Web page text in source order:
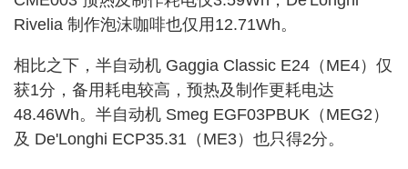
Rivelia 制作泡沫咖啡也仅用12.71Wh。
相比之下，半自动机 Gaggia Classic E24（ME4）仅
获1分，备用耗电较高，预热及制作更耗电达
48.46Wh。半自动机 Smeg EGF03PBUK（MEG2）
及 De'Longhi ECP35.31（ME3）也只得2分。